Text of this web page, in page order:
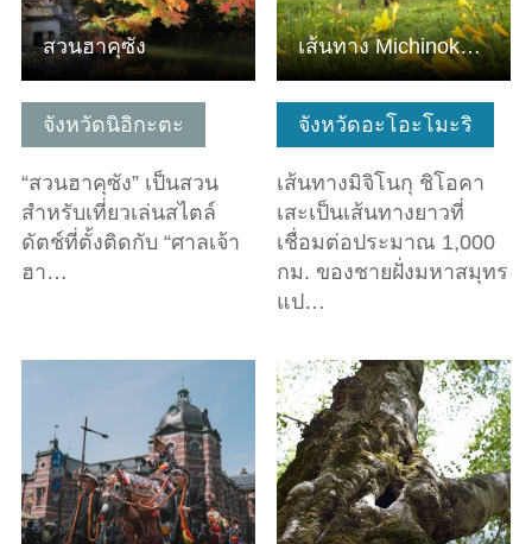
จังหวัดนิอิกะตะ
“สวนฮาคุซัง” เป็นสวน
สำหรับเที่ยวเล่นสไตล์
ดัตช์ที่ตั้งติดกับ “ศาลเจ้า
ฮา…
สวนฮาคุซัง
จังหวัดอะโอะโมะริ
เส้นทางมิจิโนกุ ชิโอคา
เสะเป็นเส้นทางยาวที่
เชื่อมต่อประมาณ 1,000
กม. ของชายฝั่งมหาสมุทร
แป…
เส้นทาง Michinoku Sea Breeze ส่วนเมืองฮาชิโนเฮะ
ดูข้อมูลพื้นฐาน